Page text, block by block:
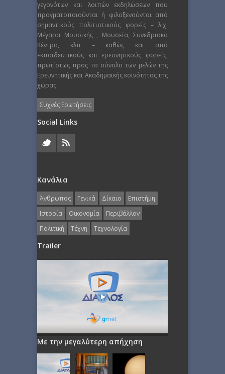
γεγονότων και λοιπών εκδηλώσεων που
πραγματοποιούνται ή φιλοξενούνται από
σημαντικούς πολιτιστικούς φορείς – λ.χ.
Μέγαρα Μουσικής , Μουσεία, Συνεδριακά
Κέντρα, κλπ – καθώς και από
εκπαιδευτικούς και ερευνητικούς φορείς,
πρωτίστως προς το σύνολο των μελών της
Ερευνητικής και Ακαδημαϊκής κοινότητας της
χώρας.
Συχνές Ερωτήσεις
Social Links
Κανάλια
Άνθρωπος Γενικά Δίκαιο
Επιστήμη
Ιστορία
Οικονομία
Περιβάλλον
Πολιτική
Τέχνη Τεχνολογία
Trailer
Με την μεγαλύτερη απήχηση